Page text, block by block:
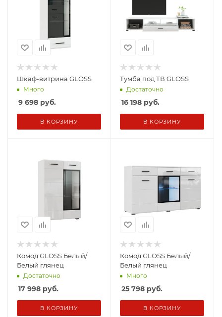
Шкаф-витрина GLOSS
Много
9 698 руб.
В КОРЗИНУ
Тумба под ТВ GLOSS
Достаточно
16 198 руб.
В КОРЗИНУ
Комод GLOSS Белый/
Белый глянец
Достаточно
17 998 руб.
В КОРЗИНУ
Комод GLOSS Белый/
Белый глянец
Много
25 798 руб.
В КОРЗИНУ